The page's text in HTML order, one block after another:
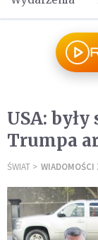
USA:
Trumpa
ŚWIAT WIADOMOŚCI